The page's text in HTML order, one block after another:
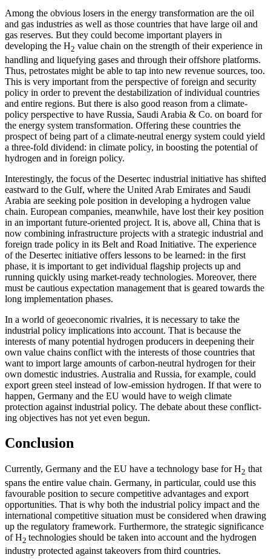
Among the obvious losers in the energy transformation are the oil
and gas indus­tries as well as those countries that have large oil and
gas reserves. But they could become important players in
developing the H2 value chain on the strength of their experience in
handling and liquefying gases and through their offshore platforms.
Thus, petrostates might be able to tap into new revenue sources, too.
This is very important from the perspective of foreign and security
policy in order to prevent the destabilization of individual countries
and entire regions. But there is also good reason from a climate-
policy perspective to have Russia, Saudi Arabia & Co. on board for
the energy system transformation. Offering these countries the
prospect of being part of a climate-neutral energy system could yield
a three-fold dividend: in climate policy, in boosting the potential of
hydrogen and in foreign policy.
Interestingly, the focus of the Desertec industrial initiative has shifted
eastward to the Gulf, where the United Arab Emirates and Saudi
Arabia are seeking pole position in developing a hydrogen value
chain. European companies, meanwhile, have lost their key position
in an important future-ori­ent­ed project. It is, above all, China that is
now com­­bining infrastructure projects with a strategic industrial and
foreign trade policy in its Belt and Road Initiative. The experi­ence
of the Desertec initiative offers lessons to be learned: in the first
phase, it is impor­tant to get individual flagship proj­ects up and
running quickly using market-ready technologies. Moreover, there
must be cau­tious expectation management that is gear­ed towards the
long implementation phases.
In a world of geoeconomic rivalries, it is necessary to take the
industrial policy im­plications into account. That is because the
interests of many potential hydrogen pro­ducers in deepening their
own value chains conflict with the interests of those countries that
want to import large amounts of car­bon-neutral hydrogen for their
own domes­tic industries. Australia and Russia, for example, could
export green steel instead of low-emission hydrogen. If that were to
happen, Germany and the EU would have to weigh climate
protection against indus­trial policy. The debate about these con­flict­
ing objectives has not yet even begun.
Conclusion
Currently, Germany and the EU have a tech­nology base for H2 that
spans the entire value chain. Germany, in particular, could use this
favourable position to secure com­petitive advantages and export
opportuni­ties. That is why both the industrial policy impact and the
international competitive situation must be considered when drawing
up the regulatory framework. Furthermore, the strategic significance
of H2 technologies should be taken into account and the hydro­gen
industry protected against takeovers from third countries.